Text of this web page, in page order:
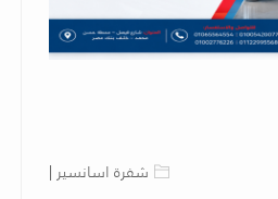
شفرة اسانسير |